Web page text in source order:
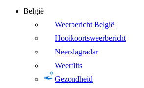
België
Weerbericht België
Hooikoortsweerbericht
Neerslagradar
Weerflits
Gezondheid